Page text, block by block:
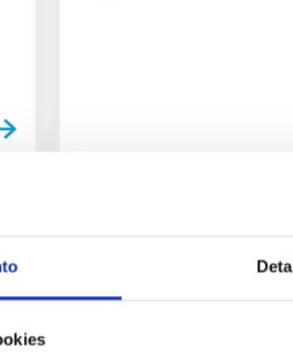
Convenio entre
de la Recherche
Instituto de